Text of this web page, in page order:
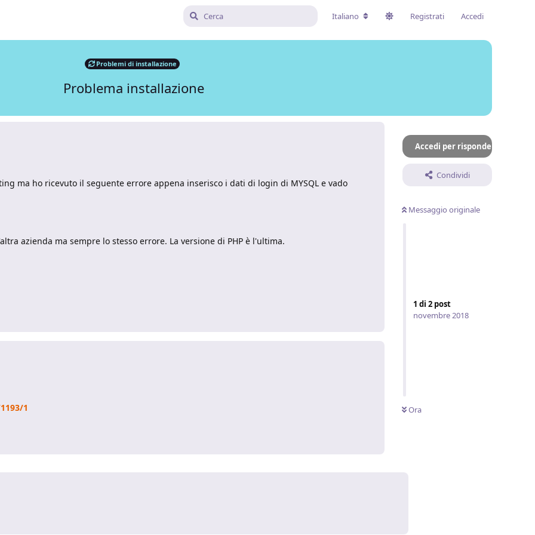
Italiano Registrati Accedi
Problemi di installazione
Problema installazione
Accedi per rispondere
Condividi
Messaggio originale
1 di 2 post
novembre 2018
Ora
ma ho ricevuto il seguente errore appena inserisco i dati di login di MYSQL e vado
azienda ma sempre lo stesso errore. La versione di PHP è l'ultima.
1